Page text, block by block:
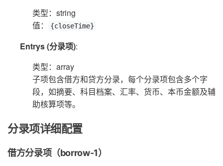
类型：string
值：
{closeTime}
Entrys (分录项):
类型：array
子项包含借方和贷方分录，每个分录项包含多个字
段，如摘要、科目档案、汇率、货币、本币金额及辅
助核算项等。
分录项详细配置
借方分录项（borrow-1）